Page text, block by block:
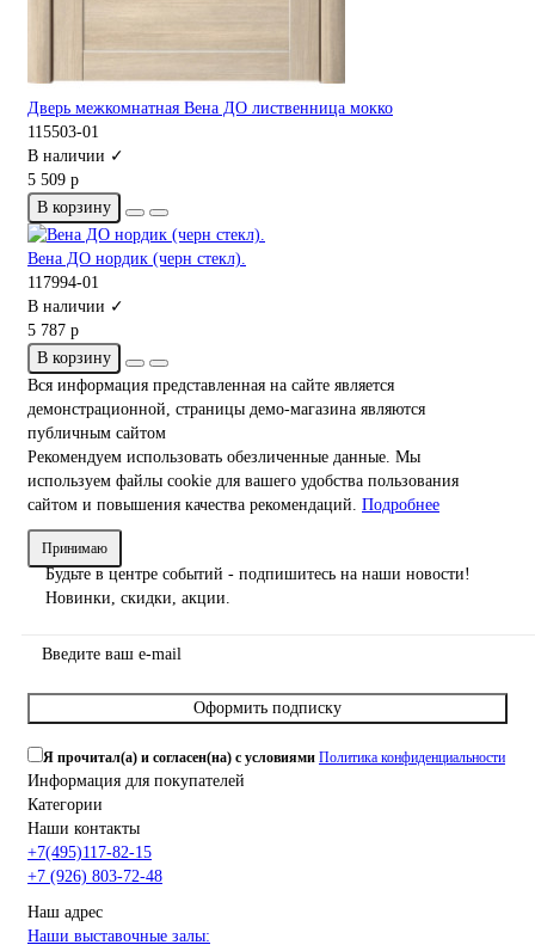
Дверь межкомнатная Вена ДО лиственница мокко
115503-01
В наличии ✓
5 509 р
В корзину
Вена ДО нордик (черн стекл).
117994-01
В наличии ✓
5 787 р
В корзину
Вся информация представленная на сайте является
демонстрационной, страницы демо-магазина являются
публичным сайтом
Рекомендуем использовать обезличенные данные. Мы
используем файлы cookie для вашего удобства пользования
сайтом и повышения качества рекомендаций. Подробнее
Принимаю
Будьте в центре событий - подпишитесь на наши новости!
Новинки, скидки, акции.
Оформить подписку
Я прочитал(а) и согласен(на) с условиями Политика конфиденциальности
Информация для покупателей
Категории
Наши контакты
+7(495)117-82-15
+7 (926) 803-72-48
Наш адрес
Наши выставочные залы: